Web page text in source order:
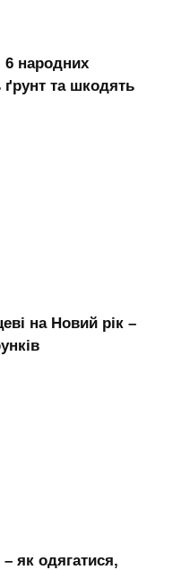
6 народних
та шкодять
на Новий рік –
– як одягатися,